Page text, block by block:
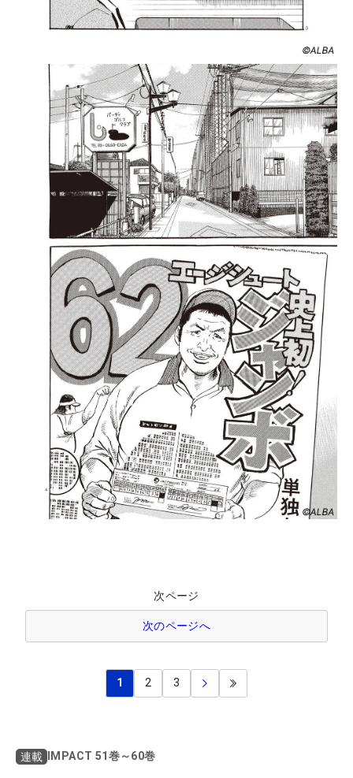
次ページ
次のページへ
1 2 3
連載 IMPACT 51巻～60巻